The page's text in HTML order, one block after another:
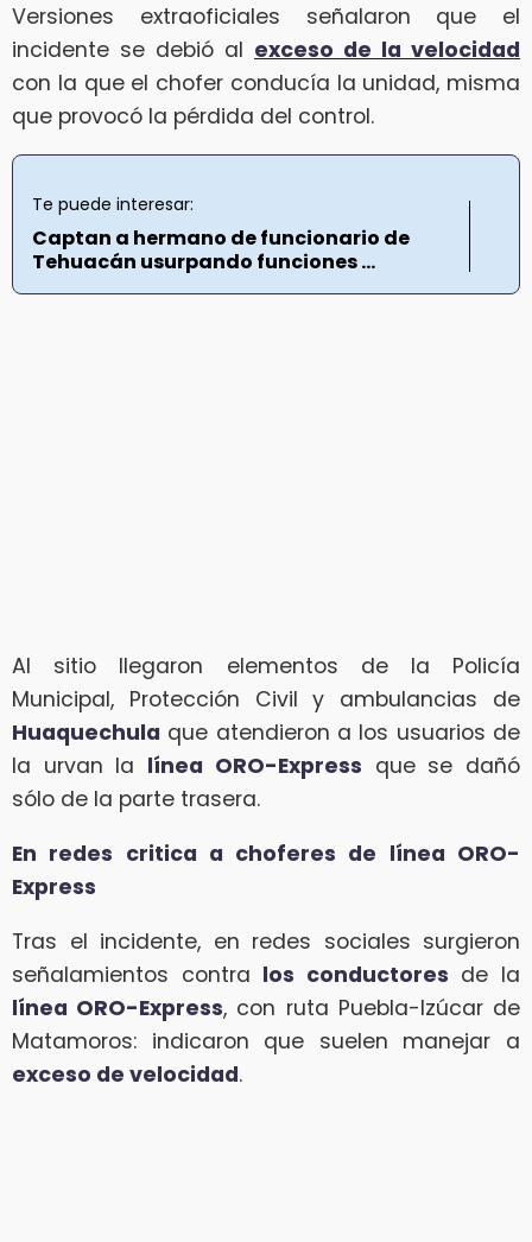
Versiones extraoficiales señalaron que el
incidente se debió al exceso de la velocidad
con la que el chofer conducía la unidad, misma
que provocó la pérdida del control.
Te puede interesar:
Captan a hermano de funcionario de
Tehuacán usurpando funciones ...
Al sitio llegaron elementos de la Policía
Municipal, Protección Civil y ambulancias de
Huaquechula que atendieron a los usuarios de
la urvan la línea ORO-Express que se dañó
sólo de la parte trasera.
En redes critica a choferes de línea ORO-
Express
Tras el incidente, en redes sociales surgieron
señalamientos contra los conductores de la
línea ORO-Express, con ruta Puebla-Izúcar de
Matamoros: indicaron que suelen manejar a
exceso de velocidad.